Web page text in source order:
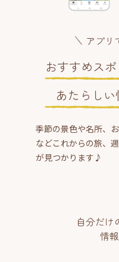
アプリ
おすすめス
あたらし
季節の景色や名所、
などこれからの旅、
が見つかります♪
自分だけ
情